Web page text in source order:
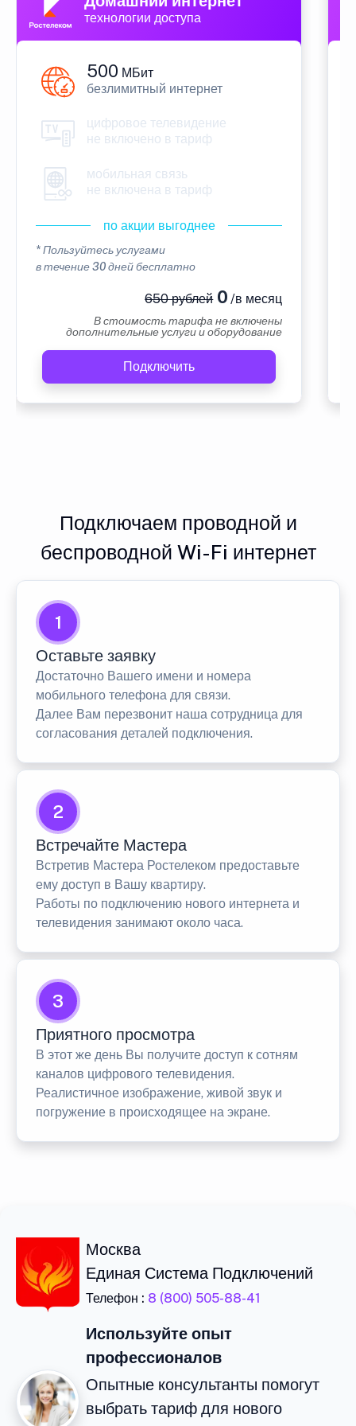
технологии доступа
500 МБит
безлимитный интернет
цифровое телевидение
не включено в тариф
мобильная связь
не включена в тариф
по акции выгоднее
* Пользуйтесь услугами
в течение 30 дней бесплатно
650 рублей0 /в месяц
В стоимость тарифа не включены
дополнительные услуги и оборудование
Подключить
Подключаем проводной и
беспроводной Wi-Fi интернет
1
Оставьте заявку
Достаточно Вашего имени и номера
мобильного телефона для связи.
Далее Вам перезвонит наша сотрудница для
согласования деталей подключения.
2
Встречайте Мастера
Встретив Мастера Ростелеком предоставьте
ему доступ в Вашу квартиру.
Работы по подключению нового интернета и
телевидения занимают около часа.
3
Приятного просмотра
В этот же день Вы получите доступ к сотням
каналов цифрового телевидения.
Реалистичное изображение, живой звук и
погружение в происходящее на экране.
Москва
Единая Система Подключений
Телефон : 8 (800) 505-88-41
Используйте опыт
профессионалов
Опытные консультанты помогут
выбрать тариф для нового